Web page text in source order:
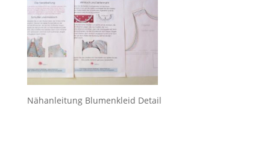
Nähanleitung Blumenkleid Detail